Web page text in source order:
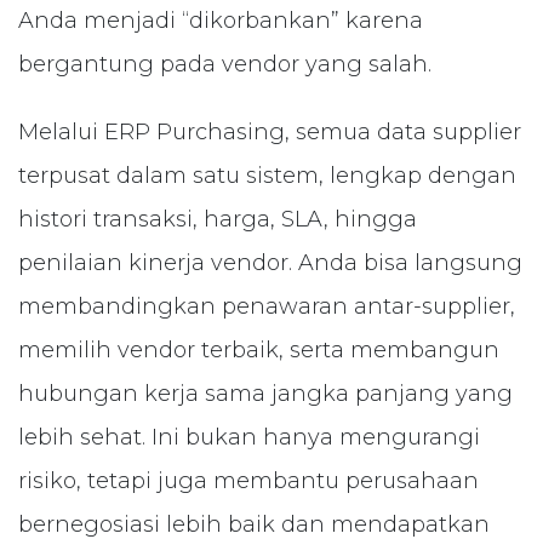
Anda menjadi “dikorbankan” karena
bergantung pada vendor yang salah.
Melalui ERP Purchasing, semua data supplier
terpusat dalam satu sistem, lengkap dengan
histori transaksi, harga, SLA, hingga
penilaian kinerja vendor. Anda bisa langsung
membandingkan penawaran antar-supplier,
memilih vendor terbaik, serta membangun
hubungan kerja sama jangka panjang yang
lebih sehat. Ini bukan hanya mengurangi
risiko, tetapi juga membantu perusahaan
bernegosiasi lebih baik dan mendapatkan